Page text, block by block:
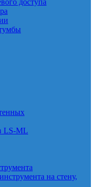
доступа
LS-ML
на стену,